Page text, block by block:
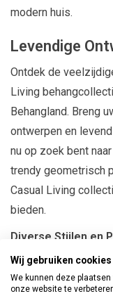
modern huis.
Levendige
Ontdek de
Living
Behangland. Breng
ontwerpen en
nu op zoek bent
trendy geometrisch
Casual Living
bieden.
Diverse Stijlen en
modern, retro of
die bij jouw smaak
Wij gebruiken cookies
We kunnen deze
onze website te